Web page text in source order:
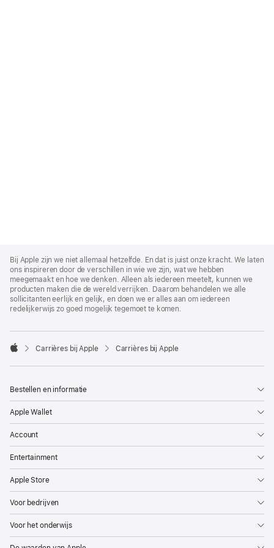
Footer
Bij Apple zijn we niet allemaal hetzelfde. En dat is juist onze kracht. We laten
ons inspireren door de verschillen in wie we zijn, wat we hebben
meegemaakt en hoe we denken. Alleen als iedereen meetelt, kunnen we
producten maken die de wereld verrijken. Daarom behandelen we alle
sollicitanten eerlijk en gelijk, en doen we er alles aan om iedereen
redelijkerwijs zo goed mogelijk tegemoet te komen.

Carrières bij Apple Carrières bij Apple
Bestellen en informatie
Apple Wallet
Account
Entertainment
Apple Store
Voor bedrijven
Voor het onderwijs